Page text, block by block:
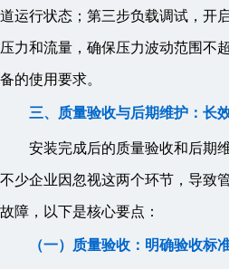
道运行状态；第三步负载调试，开
压力和流量，确保压力波动范围不
备的使用要求。
三、质量验收与后期维护：长
安装完成后的质量验收和后期
不少企业因忽视这两个环节，导致
故障，以下是核心要点：
（一）质量验收：明确验收标